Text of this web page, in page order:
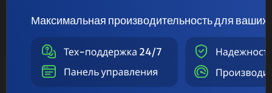
Максимальная производительность для ваших